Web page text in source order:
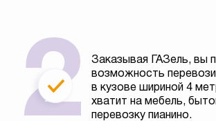
Заказывая ГАЗель, вы
возможность
в кузове шириной 4
хватит на мебель,
перевозку пианино.